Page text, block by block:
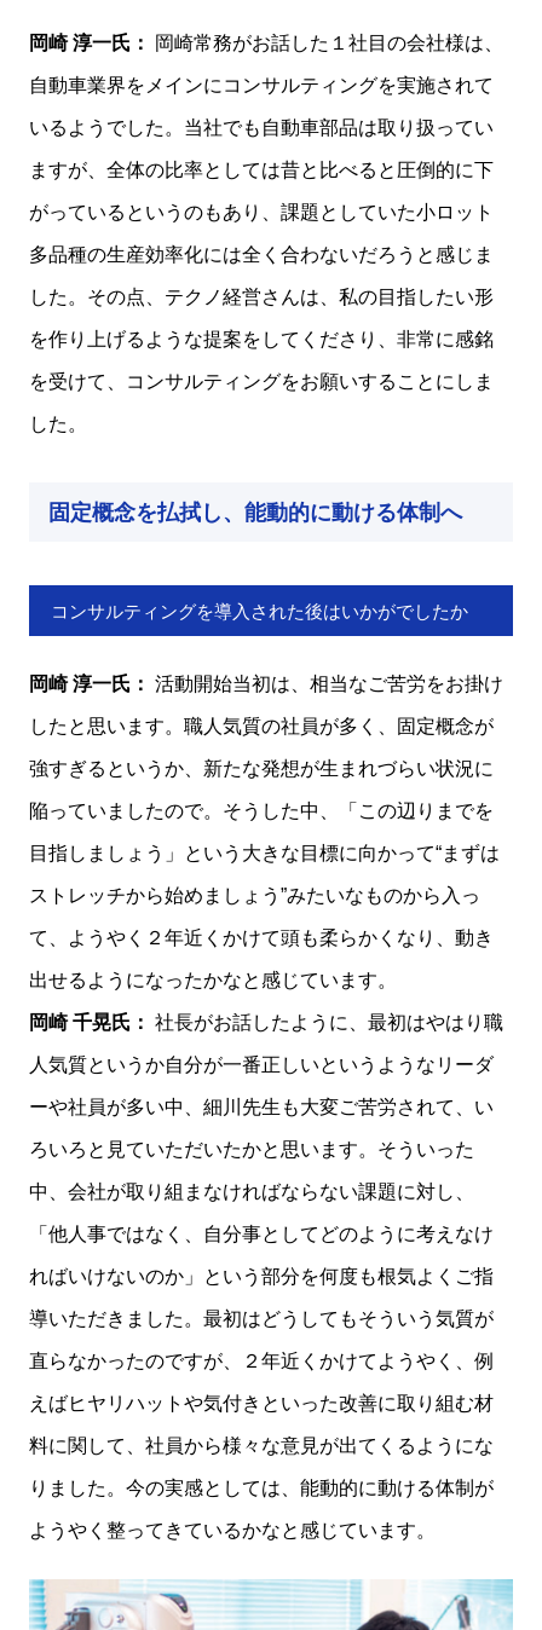
岡崎 淳一氏： 岡崎常務がお話した１社目の会社様は、
自動車業界をメインにコンサルティングを実施されて
いるようでした。当社でも自動車部品は取り扱ってい
ますが、全体の比率としては昔と比べると圧倒的に下
がっているというのもあり、課題としていた小ロット
多品種の生産効率化には全く合わないだろうと感じま
した。その点、テクノ経営さんは、私の目指したい形
を作り上げるような提案をしてくださり、非常に感銘
を受けて、コンサルティングをお願いすることにしま
した。
固定概念を払拭し、能動的に動ける体制へ
コンサルティングを導入された後はいかがでしたか
岡崎 淳一氏： 活動開始当初は、相当なご苦労をお掛け
したと思います。職人気質の社員が多く、固定概念が
強すぎるというか、新たな発想が生まれづらい状況に
陥っていましたので。そうした中、「この辺りまでを
目指しましょう」という大きな目標に向かって“まずは
ストレッチから始めましょう”みたいなものから入っ
て、ようやく２年近くかけて頭も柔らかくなり、動き
出せるようになったかなと感じています。
岡崎 千晃氏： 社長がお話したように、最初はやはり職
人気質というか自分が一番正しいというようなリーダ
ーや社員が多い中、細川先生も大変ご苦労されて、い
ろいろと見ていただいたかと思います。そういった
中、会社が取り組まなければならない課題に対し、
「他人事ではなく、自分事としてどのように考えなけ
ればいけないのか」という部分を何度も根気よくご指
導いただきました。最初はどうしてもそういう気質が
直らなかったのですが、２年近くかけてようやく、例
えばヒヤリハットや気付きといった改善に取り組む材
料に関して、社員から様々な意見が出てくるようにな
りました。今の実感としては、能動的に動ける体制が
ようやく整ってきているかなと感じています。